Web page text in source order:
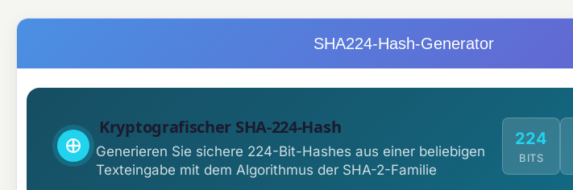
SHA224-Hash-Generator
Kryptografischer SHA-224-Hash
Generieren Sie sichere 224-Bit-Hashes aus einer beliebigen
Texteingabe mit dem Algorithmus der SHA-2-Familie
224
BITS